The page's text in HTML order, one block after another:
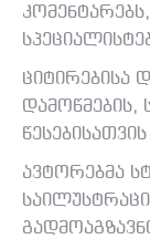
ციტირებისა
დამოწმების,
ავტორებმა